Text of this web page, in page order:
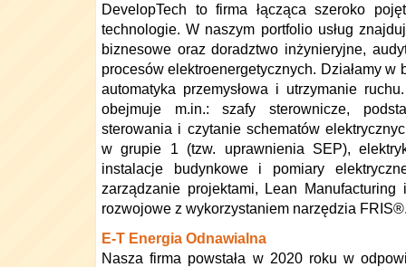
DevelopTech to firma łącząca szeroko
technologie. W naszym portfolio usług
biznesowe oraz doradztwo inżynieryjne,
procesów elektroenergetycznych. Działamy w
automatyka przemysłowa i utrzymanie
obejmuje m.in.: szafy sterownicze,
sterowania i czytanie schematów
w grupie 1 (tzw. uprawnienia SEP),
instalacje budynkowe i pomiary
zarządzanie projektami, Lean
rozwojowe z wykorzystaniem narzędzia
E-T Energia Odnawialna
Nasza firma powstała w 2020 roku w